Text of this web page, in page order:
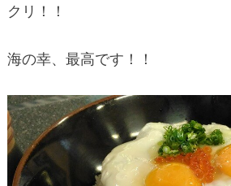
クリ！！
海の幸、最高です！！